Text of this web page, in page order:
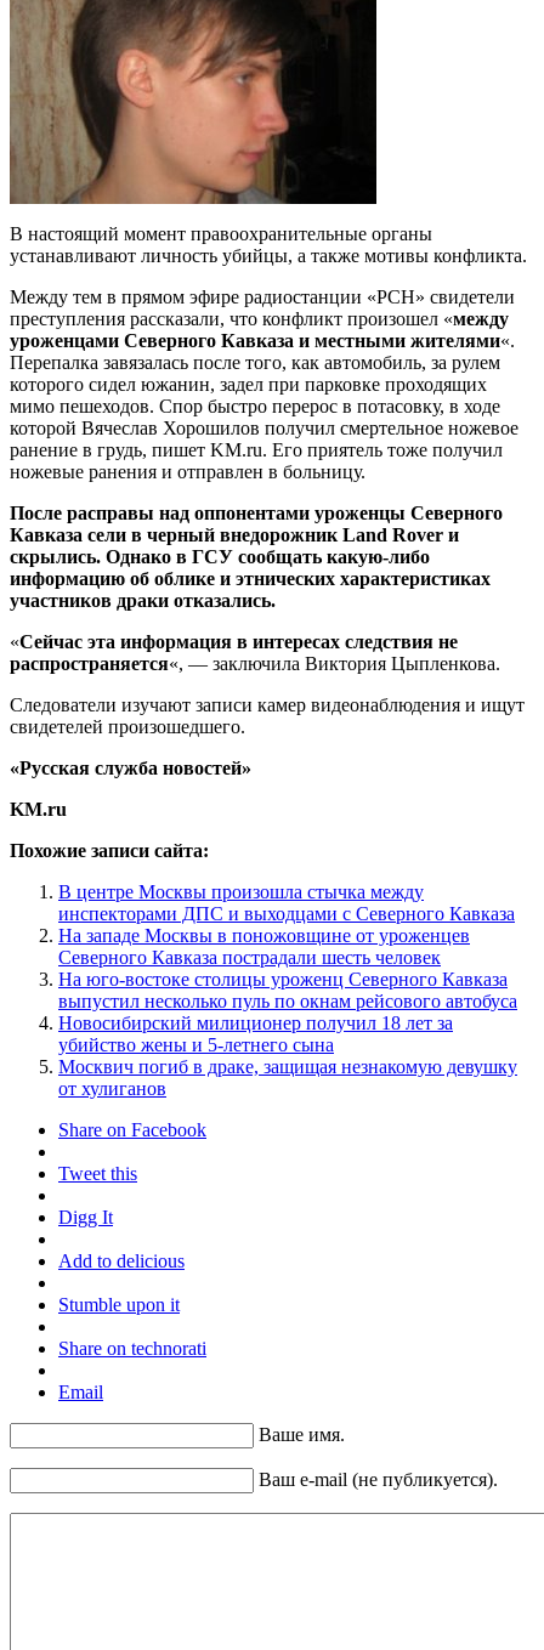
В настоящий момент правоохранительные органы
устанавливают личность убийцы, а также мотивы конфликта.
Между тем в прямом эфире радиостанции «РСН» свидетели
преступления рассказали, что конфликт произошел «между
уроженцами Северного Кавказа и местными жителями«.
Перепалка завязалась после того, как автомобиль, за рулем
которого сидел южанин, задел при парковке проходящих
мимо пешеходов. Спор быстро перерос в потасовку, в ходе
которой Вячеслав Хорошилов получил смертельное ножевое
ранение в грудь, пишет KM.ru. Его приятель тоже получил
ножевые ранения и отправлен в больницу.
После расправы над оппонентами уроженцы Северного
Кавказа сели в черный внедорожник Land Rover и
скрылись. Однако в ГСУ сообщать какую-либо
информацию об облике и этнических характеристиках
участников драки отказались.
«Сейчас эта информация в интересах следствия не
распространяется«, — заключила Виктория Цыпленкова.
Следователи изучают записи камер видеонаблюдения и ищут
свидетелей произошедшего.
«Русская служба новостей»
KM.ru
Похожие записи сайта:
В центре Москвы произошла стычка между
инспекторами ДПС и выходцами с Северного Кавказа
На западе Москвы в поножовщине от уроженцев
Северного Кавказа пострадали шесть человек
На юго-востоке столицы уроженц Северного Кавказа
выпустил несколько пуль по окнам рейсового автобуса
Новосибирский милиционер получил 18 лет за
убийство жены и 5-летнего сына
Москвич погиб в драке, защищая незнакомую девушку
от хулиганов
Share on Facebook
Tweet this
Digg It
Add to delicious
Stumble upon it
Share on technorati
Email
Ваше имя.
Ваш e-mail (не публикуется).